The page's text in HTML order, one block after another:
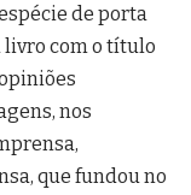
de porta
livro com o título
nos
que fundou no